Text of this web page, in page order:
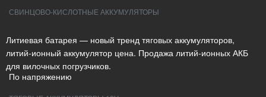
СВИНЦОВО-КИСЛОТНЫЕ АККУМУЛЯТОРЫ
Литиевая батарея — новый тренд тяговых аккумуляторов,
литий-ионный аккумулятор цена. Продажа литий-ионных АКБ
для вилочных погрузчиков.
По напряжению